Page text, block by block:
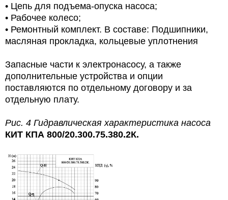
• Цепь для подъема-опуска насоса;
• Рабочее колесо;
• Ремонтный комплект. В составе: Подшипники,
масляная прокладка, кольцевые уплотнения
Запасные части к электронасосу, а также
дополнительные устройства и опции
поставляются по отдельному договору и за
отдельную плату.
Рис. 4 Гидравлическая характеристика насоса
КИТ КПА 800/20.300.75.380.2К.